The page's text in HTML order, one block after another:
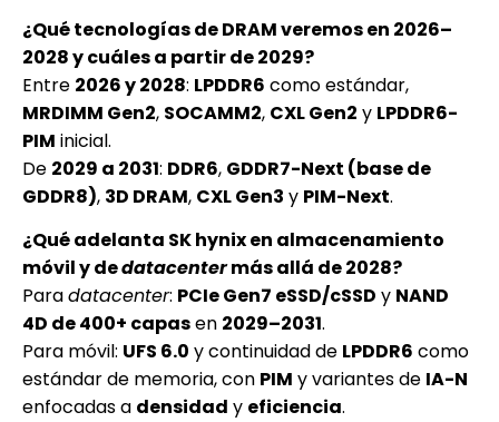
¿Qué tecnologías de DRAM veremos en 2026–
2028 y cuáles a partir de 2029?
Entre 2026 y 2028: LPDDR6 como estándar,
MRDIMM Gen2, SOCAMM2, CXL Gen2 y LPDDR6-
PIM inicial.
De 2029 a 2031: DDR6, GDDR7-Next (base de
GDDR8), 3D DRAM, CXL Gen3 y PIM-Next.
¿Qué adelanta SK hynix en almacenamiento
móvil y dedatacentermás allá de 2028?
Paradatacenter: PCIe Gen7 eSSD/cSSD y NAND
4D de 400+ capasen 2029–2031.
Para móvil: UFS 6.0 y continuidad de LPDDR6 como
estándar de memoria, con PIM y variantes de IA-N
enfocadas a densidad y eficiencia.